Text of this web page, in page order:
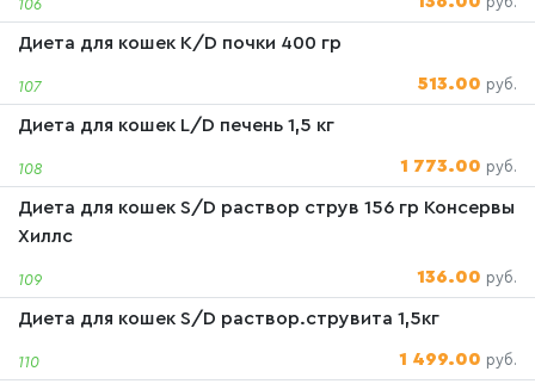
106
107
Диета для кошек K/D почки 400 гр
513.00 руб.
108
Диета для кошек L/D печень 1,5 кг
1 773.00 руб.
109
Диета для кошек S/D раствор струв 156 гр Консервы
Хиллс
136.00 руб.
110
Диета для кошек S/D раствор.струвита 1,5кг
1 499.00 руб.